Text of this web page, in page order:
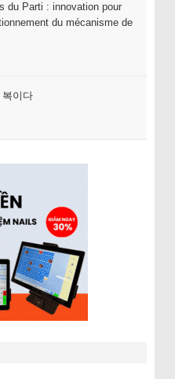
du Parti : innovation pour
du mécanisme de
이다